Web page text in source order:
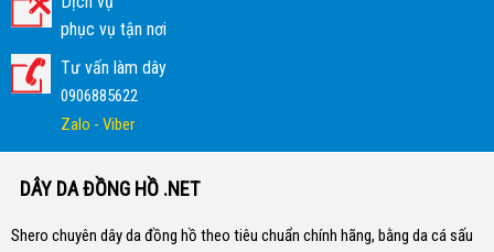
phục vụ tận nơi
Tư vấn làm dây
0906885622
Zalo - Viber
DÂY DA ĐỒNG HỒ .NET
Shero chuyên dây da đồng hồ theo tiêu chuẩn chính hãng, bằng da cá sấu